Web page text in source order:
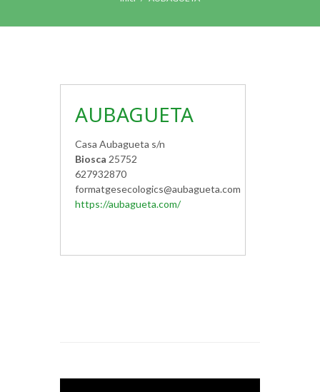
AUBAGUETA
Casa Aubagueta s/n
Biosca 25752
627932870
formatgesecologics@aubagueta.com
https://aubagueta.com/